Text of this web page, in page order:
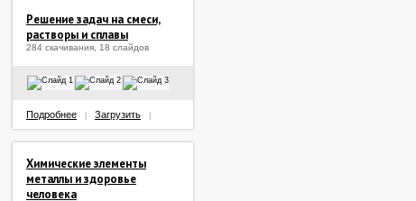
Решение задач на смеси,
растворы и сплавы
284 скачивания, 18 слайдов
Подробнее Загрузить
Химические элементы
металлы и здоровье
человека